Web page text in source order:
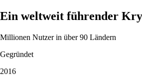
Ein weltweit führender
Millionen Nutzer in über 90 Ländern
Gegründet
2016